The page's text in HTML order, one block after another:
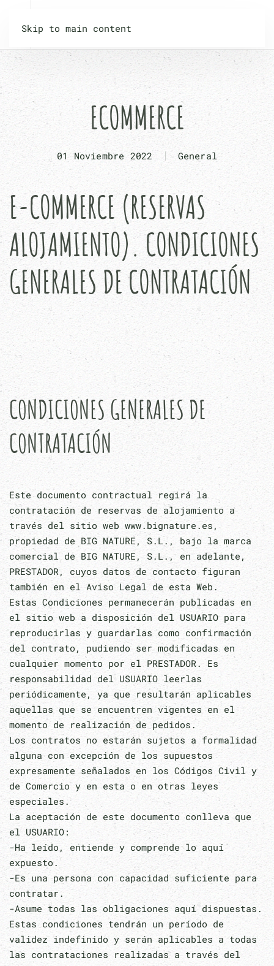
Skip to main content
ECOMMERCE
01 Noviembre 2022 General
E-COMMERCE (RESERVAS
ALOJAMIENTO). CONDICIONES
GENERALES DE CONTRATACIÓN
CONDICIONES GENERALES DE
CONTRATACIÓN
Este documento contractual regirá la
contratación de reservas de alojamiento a
través del sitio web www.bignature.es,
propiedad de BIG NATURE, S.L., bajo la marca
comercial de BIG NATURE, S.L., en adelante,
PRESTADOR, cuyos datos de contacto figuran
también en el Aviso Legal de esta Web.
Estas Condiciones permanecerán publicadas en
el sitio web a disposición del USUARIO para
reproducirlas y guardarlas como confirmación
del contrato, pudiendo ser modificadas en
cualquier momento por el PRESTADOR. Es
responsabilidad del USUARIO leerlas
periódicamente, ya que resultarán aplicables
aquellas que se encuentren vigentes en el
momento de realización de pedidos.
Los contratos no estarán sujetos a formalidad
alguna con excepción de los supuestos
expresamente señalados en los Códigos Civil y
de Comercio y en esta o en otras leyes
especiales.
La aceptación de este documento conlleva que
el USUARIO:
-Ha leído, entiende y comprende lo aquí
expuesto.
-Es una persona con capacidad suficiente para
contratar.
-Asume todas las obligaciones aquí dispuestas.
Estas condiciones tendrán un período de
validez indefinido y serán aplicables a todas
las contrataciones realizadas a través del